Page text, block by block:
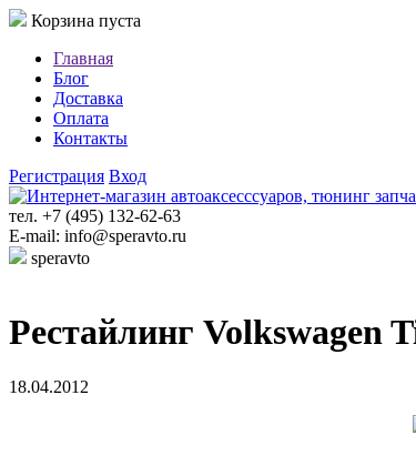
Корзина пуста
Главная
Блог
Доставка
Оплата
Контакты
Регистрация Вход
тел. +7 (495) 132-62-63
E-mail: info@speravto.ru
speravto
Рестайлинг Volkswagen
18.04.2012